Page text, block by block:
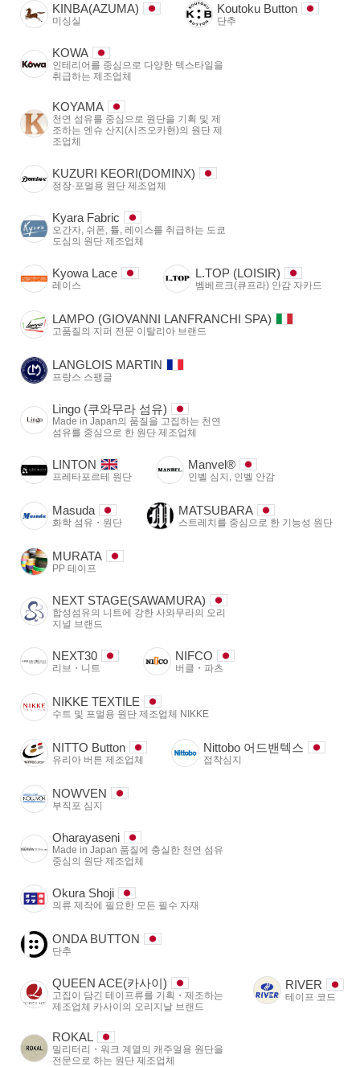
KINBA(AZUMA)
미싱실
Koutoku Button
단추
KOWA
인테리어를 중심으로 다양한 텍스타일을
취급하는 제조업체
KOYAMA
천연 섬유를 중심으로 원단을 기획 및 제
조하는 엔슈 산지(시즈오카현)의 원단 제
조업체
KUZURI KEORI(DOMINX)
정장·포멀용 원단 제조업체
Kyara Fabric
오간자, 쉬폰, 튤, 레이스를 취급하는 도쿄
도심의 원단 제조업체
Kyowa Lace
레이스
L.TOP (LOISIR)
벰베르크(큐프라) 안감 자카드
LAMPO (GIOVANNI LANFRANCHI SPA)
고품질의 지퍼 전문 이탈리아 브랜드
LANGLOIS MARTIN
프랑스 스팽글
Lingo (쿠와무라 섬유)
Made in Japan의 품질을 고집하는 천연
섬유를 중심으로 한 원단 제조업체
LINTON
프레타포르테 원단
Manvel®
인벨 심지, 인벨 안감
Masuda
화학 섬유・원단
MATSUBARA
스트레치를 중심으로 한 기능성 원단
MURATA
PP 테이프
NEXT STAGE(SAWAMURA)
합성섬유의 니트에 강한 사와무라의 오리
지널 브랜드
NEXT30
리브・니트
NIFCO
버클・파츠
NIKKE TEXTILE
수트 및 포멀용 원단 제조업체 NIKKE
NITTO Button
유리아 버튼 제조업체
Nittobo 어드밴텍스
접착심지
NOWVEN
부직포 심지
Oharayaseni
Made in Japan 품질에 충실한 천연 섬유
중심의 원단 제조업체
Okura Shoji
의류 제작에 필요한 모든 필수 자재
ONDA BUTTON
단추
QUEEN ACE(카사이)
고집이 담긴 테이프류를 기획・제조하는
제조업체 카사이의 오리지날 브랜드
RIVER
테이프 코드
ROKAL
밀리터리・워크 계열의 캐주얼용 원단을
전문으로 하는 원단 제조업체